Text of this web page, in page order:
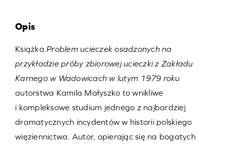
Opis
Książka Problem ucieczek osadzonych na
przykładzie próby zbiorowej ucieczki z Zakładu
Karnego w Wadowicach w lutym 1979 roku
autorstwa Kamila Małyszko to wnikliwe
i kompleksowe studium jednego z najbardziej
dramatycznych incydentów w historii polskiego
więziennictwa. Autor, opierając się na bogatych